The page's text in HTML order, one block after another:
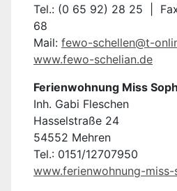
Tel.: (0 65 92) 28 25 |
68
Mail: fewo-schellen@t-
www.fewo-schelian.de
Ferienwohnung Miss
Inh. Gabi Fleschen
Hasselstraße 24
54552 Mehren
Tel.: 0151/12707950
www.ferienwohnung-miss-